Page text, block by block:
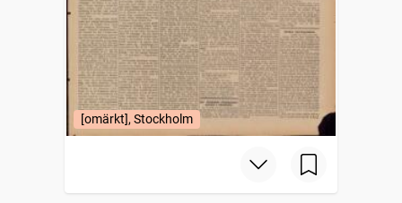
[omärkt], Stockholm